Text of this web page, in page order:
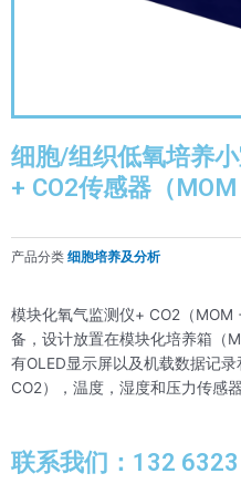
细胞/组织低氧培养
+ CO2传感器（MOM
产品分类 细胞培养及分析
模块化氧气监测仪+ CO2（
备，设计放置在模块化培养箱（
有OLED显示屏以及机载数据记
CO2），温度，湿度和压力传感器
联系我们：132 6323